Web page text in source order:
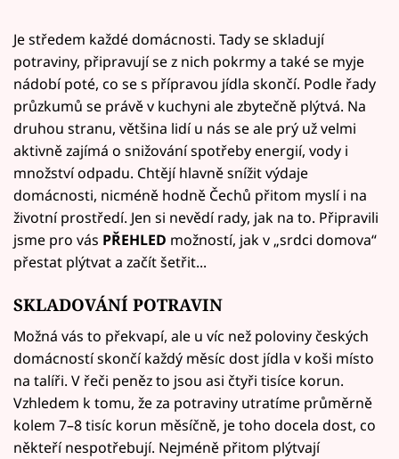
Je středem každé domácnosti. Tady se skladují
potraviny, připravují se z nich pokrmy a také se myje
nádobí poté, co se s přípravou jídla skončí. Podle řady
průzkumů se právě v kuchyni ale zbytečně plýtvá. Na
druhou stranu, většina lidí u nás se ale prý už velmi
aktivně zajímá o snižování spotřeby energií, vody i
množství odpadu. Chtějí hlavně snížit výdaje
domácnosti, nicméně hodně Čechů přitom myslí i na
životní prostředí. Jen si nevědí rady, jak na to. Připravili
jsme pro vás PŘEHLED možností, jak v „srdci domova“
přestat plýtvat a začít šetřit...
SKLADOVÁNÍ POTRAVIN
Možná vás to překvapí, ale u víc než poloviny českých
domácností skončí každý měsíc dost jídla v koši místo
na talíři. V řeči peněz to jsou asi čtyři tisíce korun.
Vzhledem k tomu, že za potraviny utratíme průměrně
kolem 7–8 tisíc korun měsíčně, je toho docela dost, co
někteří nespotřebují. Nejméně přitom plýtvají